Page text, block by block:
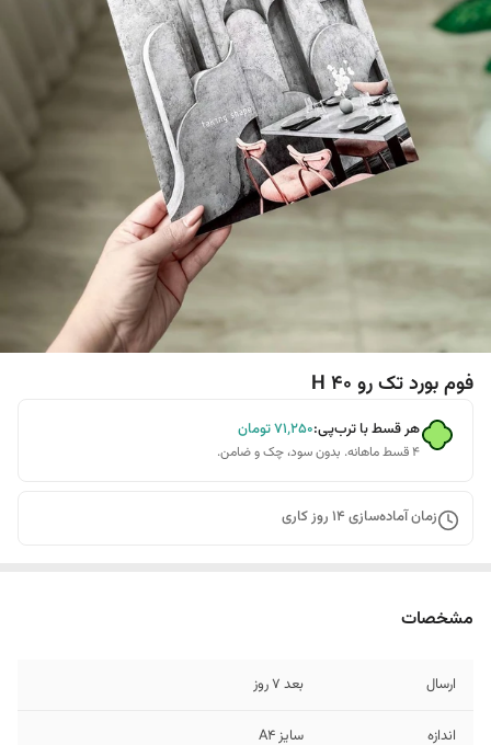
فوم بورد تک رو H 40
هر قسط با ترب‌پی:۷۱٬۲۵۰تومان
۴ قسط ماهانه. بدون سود، چک و ضامن.
زمان آماده‌سازی 14 روز کاری
مشخصات
ارسال بعد 7 روز
اندازه سایز A4